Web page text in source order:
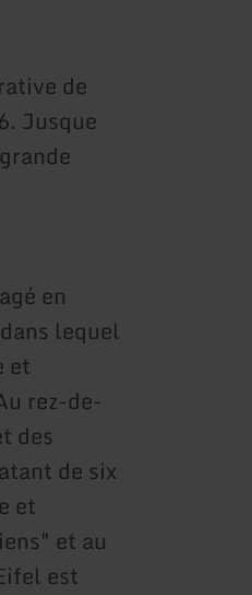
de
Jusque
en
lequel
et
rez-de-
des
de six
et
et au
est